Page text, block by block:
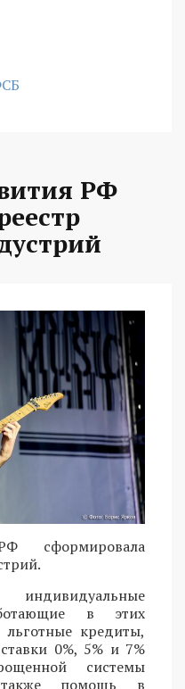
РФ
сформировала
в этих
льготные кредиты,
0%, 5% и 7%
системы
также помощь в